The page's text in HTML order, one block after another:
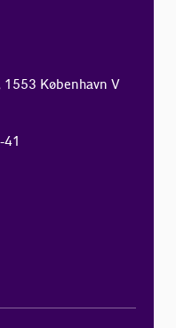
1553 København V